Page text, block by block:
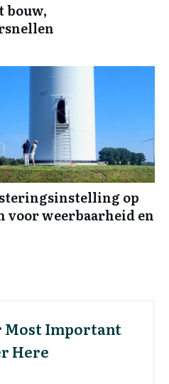
bouw,
op
voor weerbaarheid en
Most Important
Here